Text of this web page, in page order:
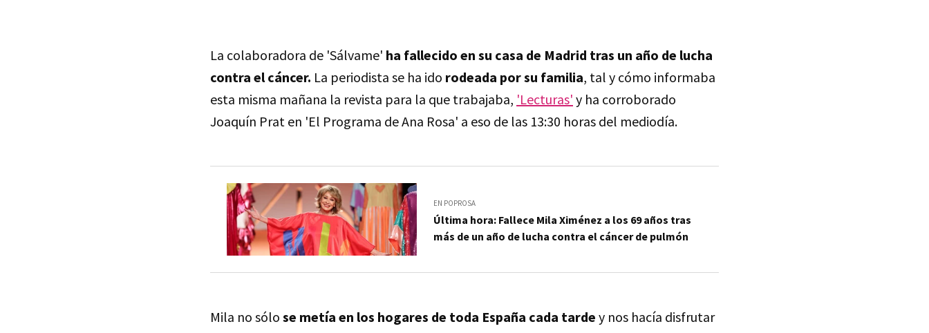
La colaboradora de 'Sálvame' ha fallecido en su casa de Madrid tras un año de lucha
contra el cáncer. La periodista se ha ido rodeada por su familia, tal y cómo informaba
esta misma mañana la revista para la que trabajaba, 'Lecturas' y ha corroborado
Joaquín Prat en 'El Programa de Ana Rosa' a eso de las 13:30 horas del mediodía.
EN POPROSA
Última hora: Fallece Mila Ximénez a los 69 años tras
más de un año de lucha contra el cáncer de pulmón
Mila no sólo se metía en los hogares de toda España cada tarde y nos hacía disfrutar